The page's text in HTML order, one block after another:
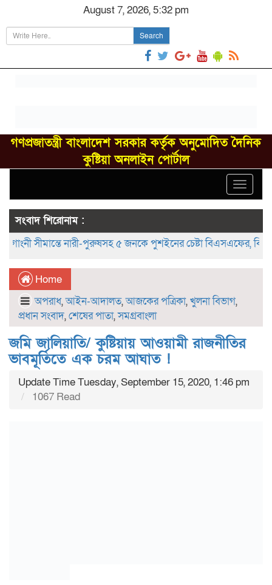
August 7, 2026, 5:32 pm
Search
গণপ্রজাতন্ত্রী বাংলাদেশ সরকার কর্তৃক অনুমোদিত দৈনিক
কুষ্টিয়া অনলাইন পোর্টাল
Toggle
সংবাদ শিরোনাম :
সীমান্তে নারী-পুরুষসহ ৫ জনকে পুশইনের চেষ্টা বিএসএফের, বিজিবির
Home
অপরাধ,আইন-আদালত,আজকের পত্রিকা,খুলনা বিভাগ,
প্রধান সংবাদ,শেষের পাতা,সমগ্রবাংলা
জমি জালিয়াতি/ কুষ্টিয়ায় আওয়ামী রাজনীতির
ভাবমূর্তিতে এক চরম আঘাত !
Update Time Tuesday, September 15, 2020, 1:46 pm
1067 Read